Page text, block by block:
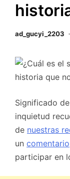
ad_gucyi_2203
Significado
inquietud
de nuestras
un comentario
participar en